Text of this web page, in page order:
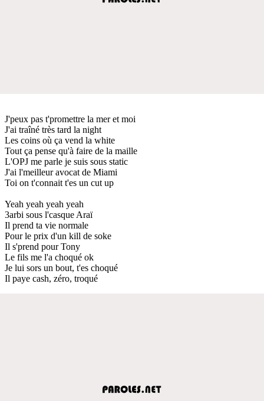
J'peux pas t'promettre la mer et moi
J'ai traîné très tard la night
Les coins où ça vend la white
Tout ça pense qu'à faire de la maille
L'OPJ me parle je suis sous static
J'ai l'meilleur avocat de Miami
Toi on t'connait t'es un cut up
Yeah yeah yeah yeah
3arbi sous l'casque Araï
Il prend ta vie normale
Pour le prix d'un kill de soke
Il s'prend pour Tony
Le fils me l'a choqué ok
Je lui sors un bout, t'es choqué
Il paye cash, zéro, troqué